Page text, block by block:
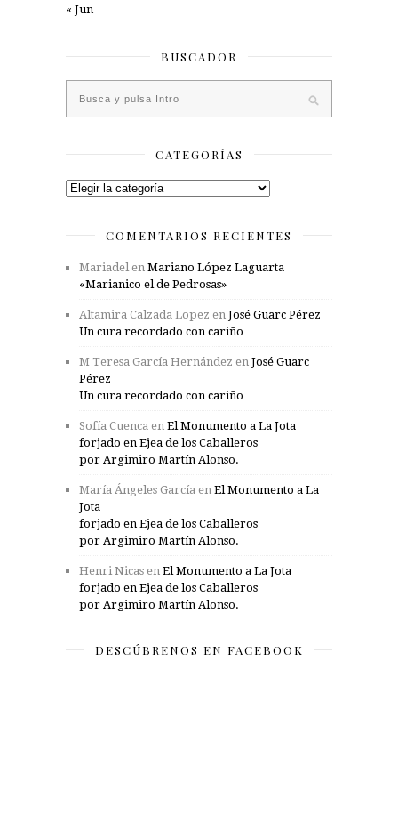
« Jun
BUSCADOR
CATEGORÍAS
Categorías
COMENTARIOS RECIENTES
Mariadel en Mariano López Laguarta
«Marianico el de Pedrosas»
Altamira Calzada Lopez en José Guarc Pérez
Un cura recordado con cariño
M Teresa García Hernández en José Guarc
Pérez
Un cura recordado con cariño
Sofía Cuenca en El Monumento a La Jota
forjado en Ejea de los Caballeros
por Argimiro Martín Alonso.
María Ángeles García en El Monumento a La
Jota
forjado en Ejea de los Caballeros
por Argimiro Martín Alonso.
Henri Nicas en El Monumento a La Jota
forjado en Ejea de los Caballeros
por Argimiro Martín Alonso.
DESCÚBRENOS EN FACEBOOK